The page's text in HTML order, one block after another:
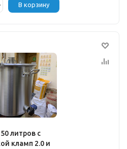
В корзину
кламп 2.0 и